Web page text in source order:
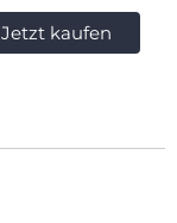
Jetzt kaufen